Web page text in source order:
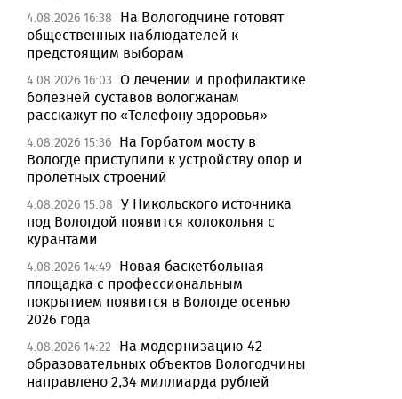
4.08.2026 16:38
На Вологодчине готовят
общественных наблюдателей к
предстоящим выборам
4.08.2026 16:03 О лечении и профилактике
болезней суставов вологжанам
расскажут по «Телефону здоровья»
4.08.2026 15:36 На Горбатом мосту в
Вологде приступили к устройству опор и
пролетных строений
4.08.2026 15:08 У Никольского источника
под Вологдой появится колокольня с
курантами
4.08.2026 14:49 Новая баскетбольная
площадка с профессиональным
покрытием появится в Вологде осенью
2026 года
4.08.2026 14:22
На модернизацию 42
образовательных объектов Вологодчины
направлено 2,34 миллиарда рублей